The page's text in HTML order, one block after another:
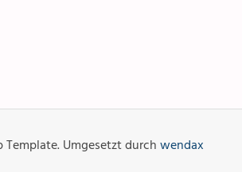
Umgesetzt durch wendax
Angebot & Sakramente
Aktuelles
Fotogalerie
Links